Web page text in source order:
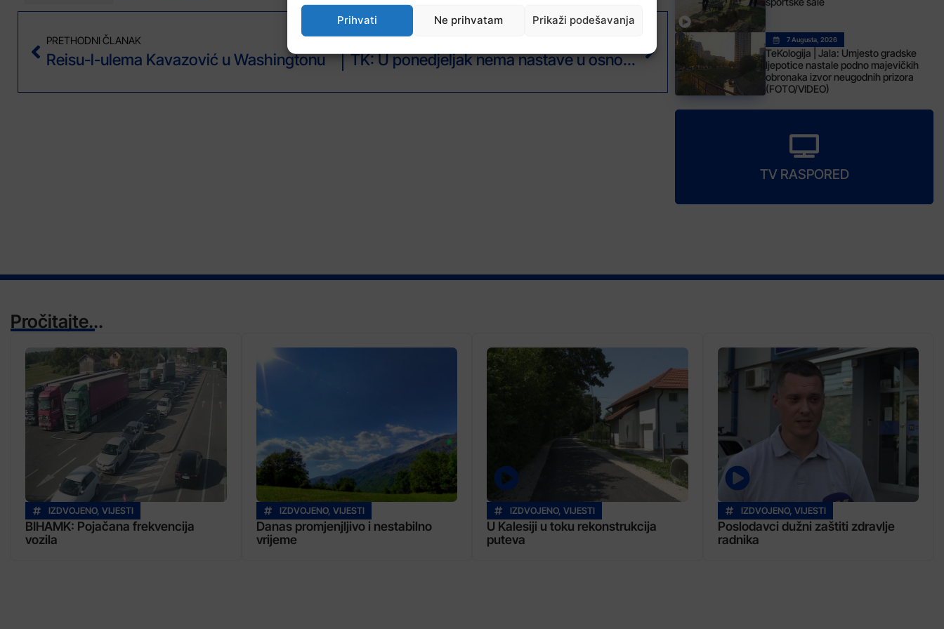
Prihvati Ne prihvatam Prikaži podešavanja
PRETHODNI ČLANAK
Reisu-l-ulema Kavazović u Washingtonu TK: U ponedjeljak nema nastave u osnovnim i srednjim školama!
7 Augusta, 2026
TeKologija | Jala: Umjesto gradske
ljepotice nastale podno majevičkih
obronaka izvor neugodnih prizora
(FOTO/VIDEO)
TV RASPORED
Pročitajte...
IZDVOJENO, VIJESTI
BIHAMK: Pojačana frekvencija
vozila
IZDVOJENO, VIJESTI
Danas promjenjljivo i nestabilno
vrijeme
IZDVOJENO, VIJESTI
U Kalesiji u toku rekonstrukcija
puteva
IZDVOJENO, VIJESTI
Poslodavci dužni zaštiti zdravlje
radnika